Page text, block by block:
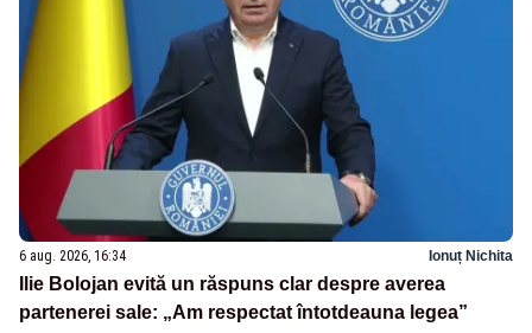
6 aug. 2026, 16:34 Ionuț Nichita
Ilie Bolojan evită un răspuns clar despre averea
partenerei sale: „Am respectat întotdeauna legea”